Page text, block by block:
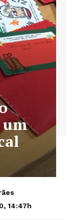
14:47h